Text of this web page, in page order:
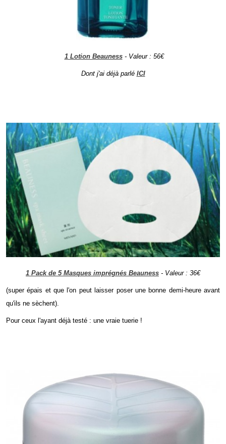
1 Lotion Beauness- Valeur : 56€
Dont j'ai déjà parlé ICI
1 Pack de 5 Masques imprégnés Beauness - Valeur : 36€
(super épais et que l'on peut laisser poser une bonne demi-heure avant
qu'ils ne sèchent).
Pour ceux l'ayant déjà testé : une vraie tuerie !